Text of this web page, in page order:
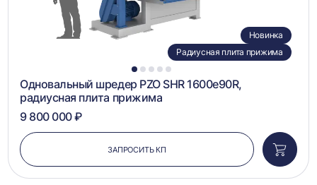
1 2 3 4 5
Новинка
Радиусная плита прижима
Одновальный шредер PZO SHR 1600e90R,
радиусная плита прижима
9 800 000 ₽
ЗАПРОСИТЬ КП
в